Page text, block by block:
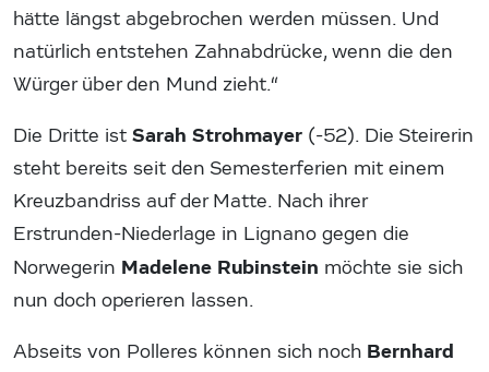
hätte längst abgebrochen werden müssen. Und
natürlich entstehen Zahnabdrücke, wenn die den
Würger über den Mund zieht.“
Die Dritte ist Sarah Strohmayer (-52). Die Steirerin
steht bereits seit den Semesterferien mit einem
Kreuzbandriss auf der Matte. Nach ihrer
Erstrunden-Niederlage in Lignano gegen die
Norwegerin Madelene Rubinstein möchte sie sich
nun doch operieren lassen.
Abseits von Polleres können sich noch Bernhard